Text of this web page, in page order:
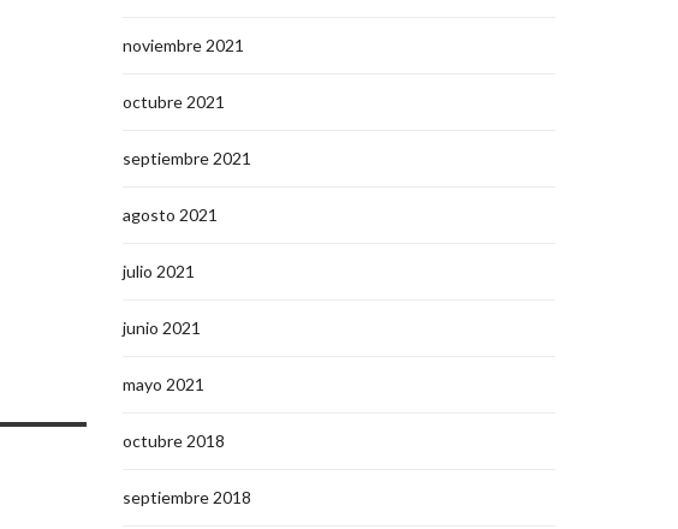
noviembre 2021
octubre 2021
septiembre 2021
agosto 2021
julio 2021
junio 2021
mayo 2021
octubre 2018
septiembre 2018